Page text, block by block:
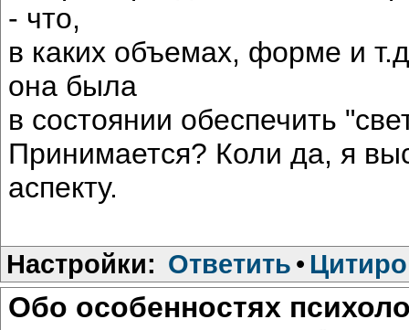
- что,
в каких объемах, форме и
она была
в состоянии обеспечить
Принимается? Коли да, я
аспекту.
Настройки: Ответить •
Обо особенностях